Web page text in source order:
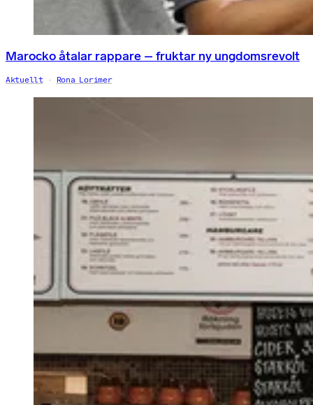
Marocko åtalar rappare – fruktar ny ungdomsrevolt
Aktuellt Rona Lorimer